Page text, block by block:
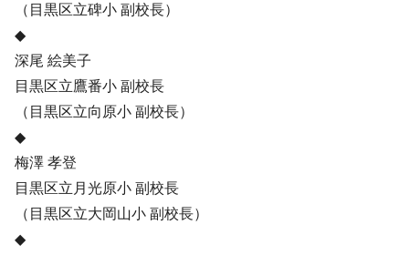
（目黒区立碑小 副校長）
◆
深尾 絵美子
目黒区立鷹番小 副校長
（目黒区立向原小 副校長）
◆
梅澤 孝登
目黒区立月光原小 副校長
（目黒区立大岡山小 副校長）
◆